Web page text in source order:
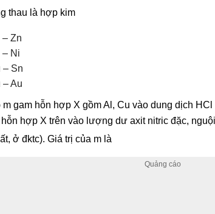
thau là hợp kim
– Zn
– Ni
– Sn
– Au
m gam hỗn hợp X gồm Al, Cu vào dung dịch
hợp X trên vào lượng dư axit nitric đặc,
ở đktc). Giá trị của m là